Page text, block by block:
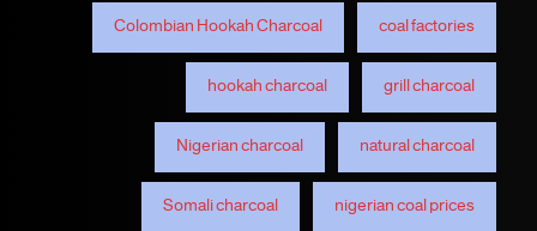
coal factories
Colombian Hookah Charcoal
grill charcoal
hookah charcoal
natural charcoal
Nigerian charcoal
nigerian coal prices
Somali charcoal